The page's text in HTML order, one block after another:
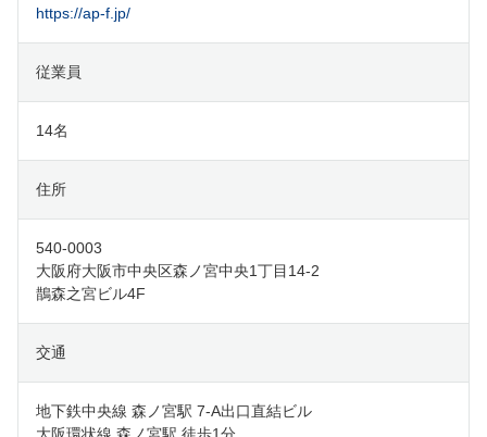
https://ap-f.jp/
従業員
14名
住所
540-0003
大阪府大阪市中央区森ノ宮中央1丁目14-2
鵲森之宮ビル4F
交通
地下鉄中央線 森ノ宮駅 7-A出口直結ビル
大阪環状線 森ノ宮駅 徒歩1分